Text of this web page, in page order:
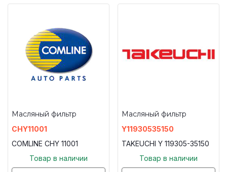
Масляный фильтр
CHY11001
COMLINE CHY 11001
Товар в наличии
Масляный фильтр
Y11930535150
TAKEUCHI Y 119305-35150
Товар в наличии